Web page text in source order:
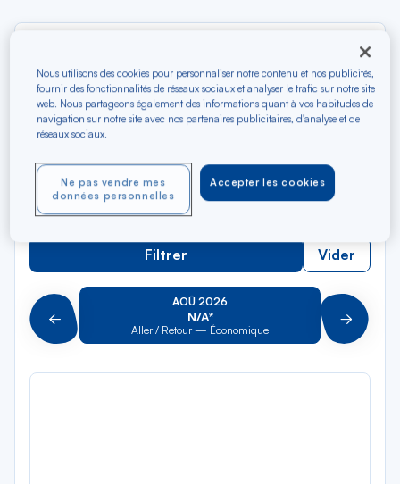
Papeete
la
liste
Vers
Pour aller vers
Type de trajet
Aller-Retour Aller simple
Filtrer Vider
Précédent
AOÛ 2026
N/A*
Aller / Retour — Économique Suivant
Nous utilisons des cookies pour personnaliser notre contenu et nos publicités,
fournir des fonctionnalités de réseaux sociaux et analyser le trafic sur notre site
web. Nous partageons également des informations quant à vos habitudes de
navigation sur notre site avec nos partenaires publicitaires, d'analyse et de
réseaux sociaux.
Accepter les cookies
Ne pas vendre mes
données personnelles